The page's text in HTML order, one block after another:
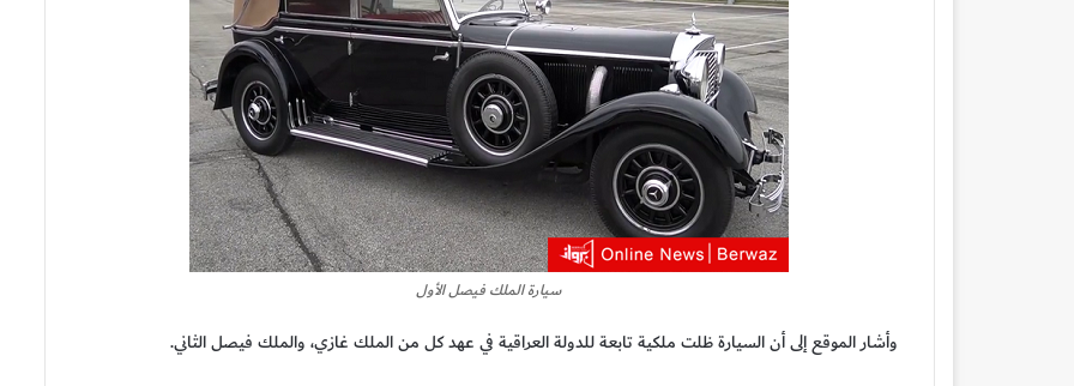
سيارة الملك فيصل الأول
وأشار الموقع إلى أن السيارة ظلت ملكية تابعة للدولة العراقية في عهد كل من الملك غازي، والملك فيصل الثاني.